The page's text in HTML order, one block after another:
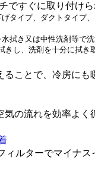
ですぐに取り付けら
タイプ、ダクトタイプ
拭き又は中性洗剤等で
し、洗剤を十分に拭き
ことで、冷房にも
の流れを効率よく
ルターでマイナス